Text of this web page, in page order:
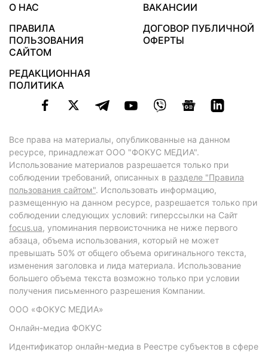
О НАС
ВАКАНСИИ
ПРАВИЛА
ПОЛЬЗОВАНИЯ
САЙТОМ
ДОГОВОР ПУБЛИЧНОЙ
ОФЕРТЫ
РЕДАКЦИОННАЯ
ПОЛИТИКА
Все права на материалы, опубликованные на данном
ресурсе, принадлежат ООО "ФОКУС МЕДИА".
Использование материалов разрешается только при
соблюдении требований, описанных в разделе "Правила
пользования сайтом". Использовать информацию,
размещенную на данном ресурсе, разрешается только при
соблюдении следующих условий: гиперссылки на Сайт
focus.ua, упоминания первоисточника не ниже первого
абзаца, объема использования, который не может
превышать 50% от общего объема оригинального текста,
изменения заголовка и лида материала. Использование
большего объема текста возможно только при условии
получения письменного разрешения Компании.
ООО «ФОКУС МЕДИА»
Онлайн-медиа ФОКУС
Идентификатор онлайн-медиа в Реестре субъектов в сфере